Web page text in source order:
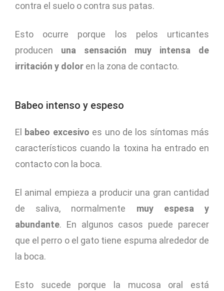
contra el suelo o contra sus patas.
Esto ocurre porque los pelos urticantes
producen una sensación muy intensa de
irritación y dolor en la zona de contacto.
Babeo intenso y espeso
El babeo excesivo es uno de los síntomas más
característicos cuando la toxina ha entrado en
contacto con la boca.
El animal empieza a producir una gran cantidad
de saliva, normalmente muy espesa y
abundante. En algunos casos puede parecer
que el perro o el gato tiene espuma alrededor de
la boca.
Esto sucede porque la mucosa oral está